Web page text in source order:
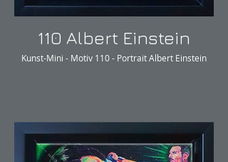
110 Albert Einstein
Kunst-Mini - Motiv 110 - Portrait Albert Einstein